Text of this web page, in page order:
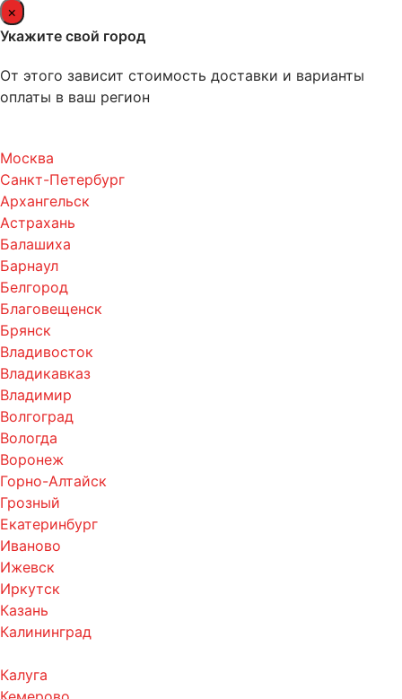
×
Укажите свой город
От этого зависит стоимость доставки и варианты
оплаты в ваш регион
Москва
Санкт-Петербург
Архангельск
Астрахань
Балашиха
Барнаул
Белгород
Благовещенск
Брянск
Владивосток
Владикавказ
Владимир
Волгоград
Вологда
Воронеж
Горно-Алтайск
Грозный
Екатеринбург
Иваново
Ижевск
Иркутск
Казань
Калининград
Калуга